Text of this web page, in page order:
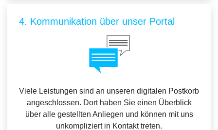
4. Kommunikation über unser Portal
Viele Leistungen sind an unseren digitalen Postkorb
angeschlossen. Dort haben Sie einen Überblick
über alle gestellten Anliegen und können mit uns
unkompliziert in Kontakt treten.